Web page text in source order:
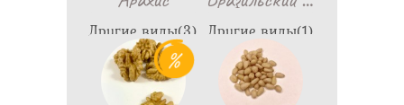
Другие виды(3)
428
Другие виды(1)
3,998